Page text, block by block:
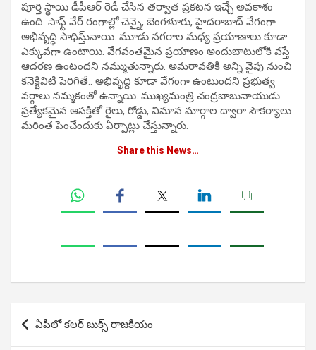
పూర్తి స్థాయి డీపీఆర్ రెడీ చేసిన తర్వాత ప్రకటన ఇచ్చే అవకాశం
ఉంది. సాఫ్ట్ వేర్ రంగాల్లో చెన్నై, బెంగళూరు, హైదరాబాద్ వేగంగా
అభివృద్ధి సాధిస్తు్నాయి. మూడు నగరాల మధ్య ప్రయాణాలు కూడా
ఎక్కువగా ఉంటాయి. వేగవంతమైన ప్రయాణం అందుబాటులోకి వస్తే
ఆదరణ ఉంటందని నమ్ముతున్నారు. అమరావతికి అన్ని వైపు నుంచి
కనెక్టివిటీ పెరిగితే.. అభివృద్ది కూడా వేగంగా ఉంటుందని ప్రభుత్వ
వర్గాలు నమ్మకంతో ఉన్నాయి. ముఖ్యమంత్రి చంద్రబాబునాయుడు
ప్రత్యేకమైన ఆసక్తితో రైలు, రోడ్డు, విమాన మార్గాల ద్వారా సౌకర్యాలు
మరింత పెంచేందుకు ఏర్పాట్లు చేస్తున్నారు.
Share this News…
Post
navigation
ఏపీలో కలర్ బుక్స్ రాజకీయం